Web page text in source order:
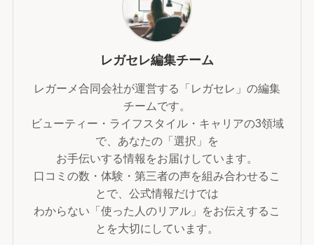
レガセレ編集チーム
レガーメ合同会社が運営する「レガセレ」の編集
チームです。
ビューティー・ライフスタイル・キャリアの3領域
で、あなたの「選択」を
お手伝いする情報をお届けしています。
口コミの数・体験・第三者の声を組み合わせるこ
とで、公式情報だけでは
わからない「使った人のリアル」をお伝えするこ
とを大切にしています。